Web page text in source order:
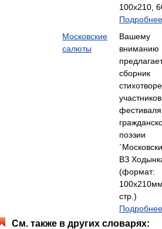
100x210,
Московские
салюты
Вашему
вниманию
сборник
участников
фестиваля
поэзии
ВЗ
(формат:
стр.)
См. также в других словарях: